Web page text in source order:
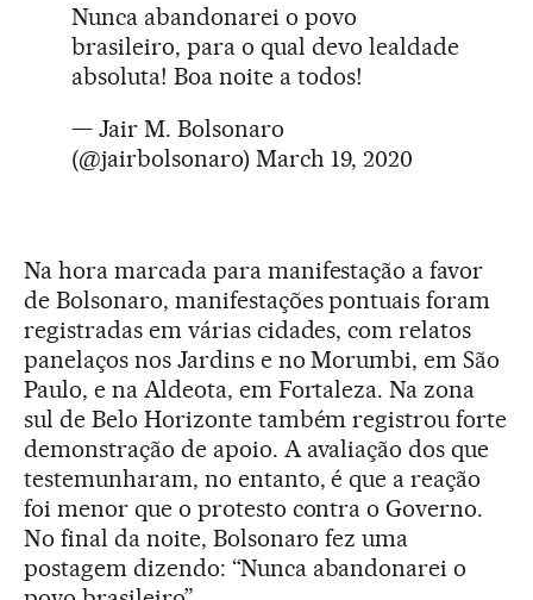
Nunca abandonarei o povo
brasileiro, para o qual devo lealdade
absoluta! Boa noite a todos!
— Jair M. Bolsonaro
(@jairbolsonaro) March 19, 2020
Na hora marcada para manifestação a favor
de Bolsonaro, manifestações pontuais foram
registradas em várias cidades, com relatos
panelaços nos Jardins e no Morumbi, em São
Paulo, e na Aldeota, em Fortaleza. Na zona
sul de Belo Horizonte também registrou forte
demonstração de apoio. A avaliação dos que
testemunharam, no entanto, é que a reação
foi menor que o protesto contra o Governo.
No final da noite, Bolsonaro fez uma
postagem dizendo: “Nunca abandonarei o